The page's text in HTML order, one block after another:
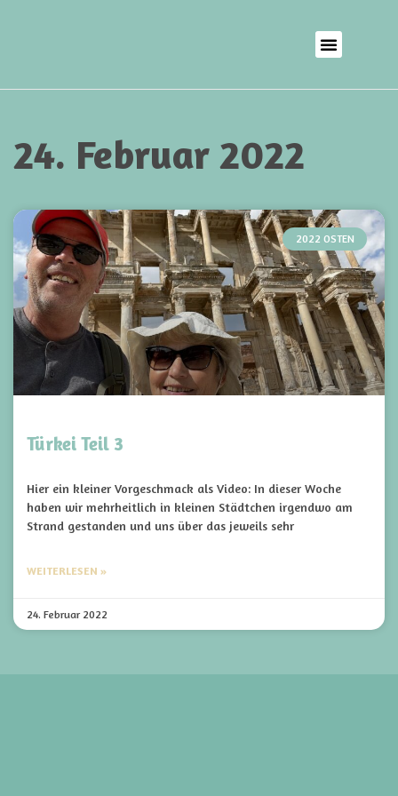
24. Februar 2022
2022 OSTEN
Türkei Teil 3
Hier ein kleiner Vorgeschmack als Video: In dieser Woche
haben wir mehrheitlich in kleinen Städtchen irgendwo am
Strand gestanden und uns über das jeweils sehr
WEITERLESEN »
24. Februar 2022